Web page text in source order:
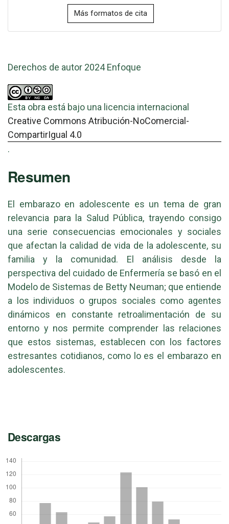
Más formatos de cita
Derechos de autor 2024 Enfoque
Esta obra está bajo una licencia internacional
Creative Commons Atribución-NoComercial-
CompartirIgual 4.0
.
Resumen
El embarazo en adolescente es un tema de gran
relevancia para la Salud Pública, trayendo consigo
una serie consecuencias emocionales y sociales
que afectan la calidad de vida de la adolescente, su
familia y la comunidad. El análisis desde la
perspectiva del cuidado de Enfermería se basó en el
Modelo de Sistemas de Betty Neuman; que entiende
a los individuos o grupos sociales como agentes
dinámicos en constante retroalimentación de su
entorno y nos permite comprender las relaciones
que estos sistemas, establecen con los factores
estresantes cotidianos, como lo es el embarazo en
adolescentes.
Descargas